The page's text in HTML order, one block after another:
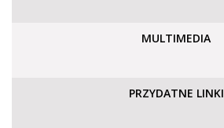
MULTIMEDIA
PRZYDATNE LINKI